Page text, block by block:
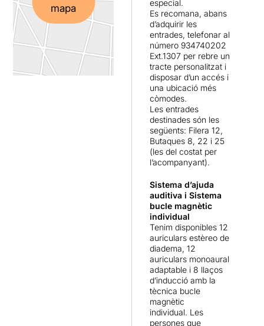
temptació de mirar cap a
una altra banda: davant d’un
cas d’abús, d’alguna
injustícia o d’una situació
incòmoda. Perquè
l’assetjament escolar no és
una història de bons i
dolents. És una ferida
profunda, i sovint silenciosa,
que deixa cicatrius difícils
de curar.
Invisibledestapa el silenci,
còmplice o no, que en
conseqüències terribles.
Més enllà de la història, que
ja em va semblar genial
quan vaig llegirEloy
, és just reconèixer
la gran feina que han fet
Josep Maria Miró
(dramatúrgia) iJosé Luis
Arellano(direcció) en
l’adaptació teatral, que no
devia ser gens fàcil. La
mapa
especial.
Es recomana, abans
d’adquirir les
entrades, telefonar al
número 934740202
Ext.1307 per rebre un
tracte personalitzat i
disposar d’un accés i
una ubicació més
còmodes.
Les entrades
destinades són les
següents: Filera 12,
Butaques 8, 22 i 25
(les del costat per
l’acompanyant).
Sistema d’ajuda
auditiva i Sistema
bucle magnètic
individual
Tenim disponibles 12
auriculars estèreo de
diadema, 12
auriculars monoaural
adaptable i 8 llaços
d’inducció amb la
tècnica bucle
magnètic
individual. Les
persones que